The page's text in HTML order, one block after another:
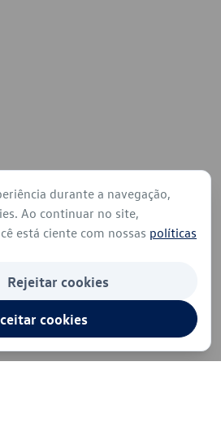
durante a navegação,
Ao continuar no site,
está ciente com nossas políticas
Rejeitar cookies
cookies